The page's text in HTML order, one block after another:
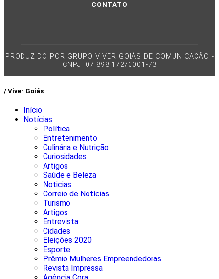
CONTATO
PRODUZIDO POR GRUPO VIVER GOIÁS DE COMUNICAÇÃO -
CNPJ: 07.898.172/0001-73
/ Viver Goiás
Início
Notícias
Política
Entretenimento
Culinária e Nutrição
Curiosidades
Artigos
Saúde e Beleza
Noticias
Correio de Notícias
Turismo
Artigos
Entrevista
Cidades
Eleições 2020
Esporte
Prêmio Mulheres Empreendedoras
Revista Impressa